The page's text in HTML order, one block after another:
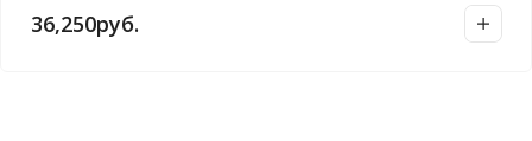
36,250руб.